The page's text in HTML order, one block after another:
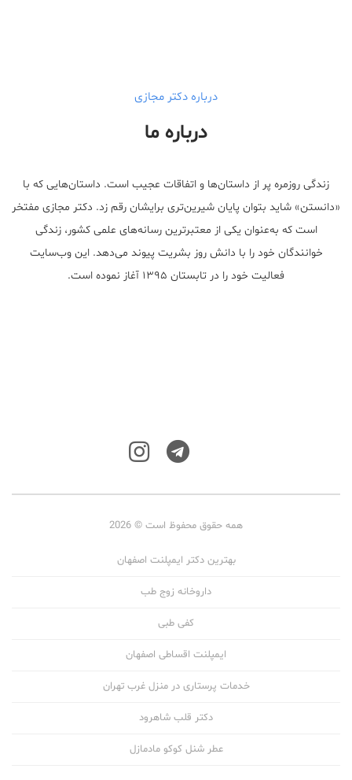
درباره دکتر مجازی
درباره ما
زندگی روزمره پر از داستان‌ها و اتفاقات عجیب است. داستان‌هایی که با
«دانستن» شاید بتوان پایان شیرین‌تری برایشان رقم زد. دکتر مجازی مفتخر
است که به‌عنوان یکی از معتبر‌ترین رسانه‌های علمی کشور، زندگی
خوانندگان خود را با دانش روز بشریت پیوند می‌دهد. این وب‌سایت
فعالیت خود را در تابستان ۱۳۹۵ آغاز نموده است.
همه حقوق محفوظ است © 2026
بهترین دکتر ایمپلنت اصفهان
داروخانه زوج طب
کفی طبی
ایمپلنت اقساطی اصفهان
خدمات پرستاری در منزل غرب تهران
دکتر قلب شاهرود
عطر شنل کوکو مادمازل